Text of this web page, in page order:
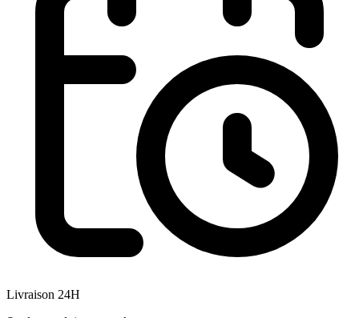
Livraison 24H